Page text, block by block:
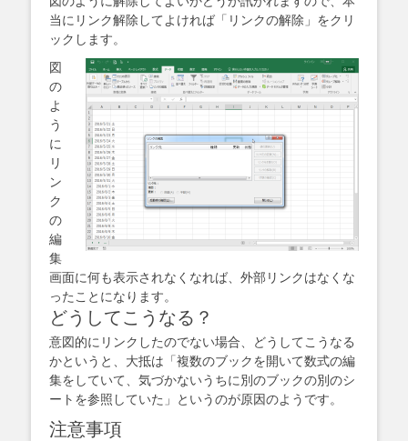
当にリンク解除してよければ「リンクの解除」をクリ
ックします。
図
の
よ
う
に
リ
ン
ク
の
編
集
画面に何も表示されなくなれば、外部リンクはなくな
ったことになります。
どうしてこうなる？
意図的にリンクしたのでない場合、どうしてこうなる
かというと、大抵は「複数のブックを開いて数式の編
集をしていて、気づかないうちに別のブックの別のシ
ートを参照していた」というのが原因のようです。
注意事項